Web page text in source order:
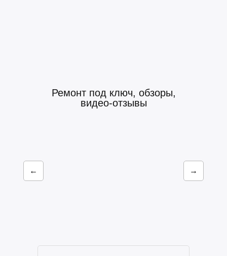
Ремонт под ключ, обзоры,
видео-отзывы
← →